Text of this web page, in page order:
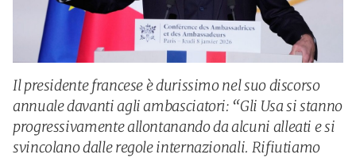
Il presidente francese è durissimo nel suo discorso
annuale davanti agli ambasciatori: “Gli Usa si stanno
progressivamente allontanando da alcuni alleati e si
svincolano dalle regole internazionali. Rifiutiamo